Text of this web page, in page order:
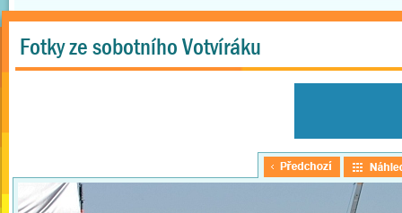
Fotky ze sobotního Votvíráku